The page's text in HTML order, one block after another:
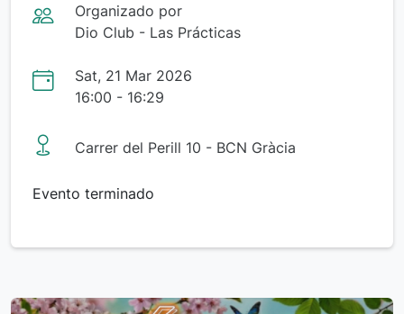
Organizado por
Dio Club - Las Prácticas
Sat, 21 Mar 2026
16:00 - 16:29
Carrer del Perill 10 - BCN Gràcia
Evento terminado